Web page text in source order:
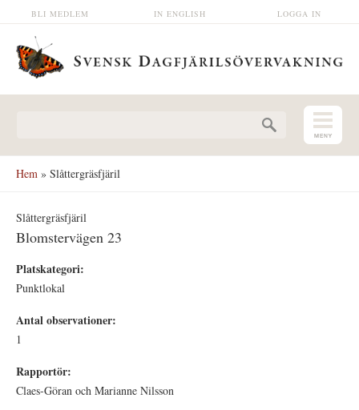
Hoppa till huvudinnehåll LOGGA IN
IN ENGLISH
BLI MEDLEM
Hem » Slåttergräsfjäril
Slåttergräsfjäril
Blomstervägen 23
Platskategori:
Punktlokal
Antal observationer:
1
Rapportör:
Claes-Göran och Marianne Nilsson